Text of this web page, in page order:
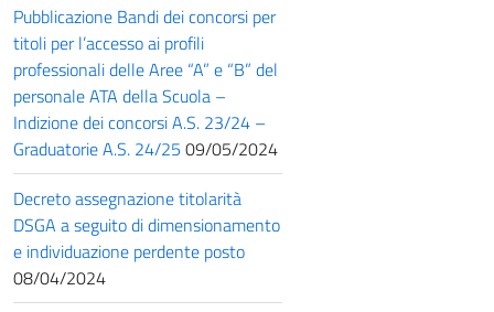
Pubblicazione Bandi dei concorsi per
titoli per l’accesso ai profili
professionali delle Aree “A” e “B” del
personale ATA della Scuola –
Indizione dei concorsi A.S. 23/24 –
Graduatorie A.S. 24/25 09/05/2024
Decreto assegnazione titolarità
DSGA a seguito di dimensionamento
e individuazione perdente posto
08/04/2024